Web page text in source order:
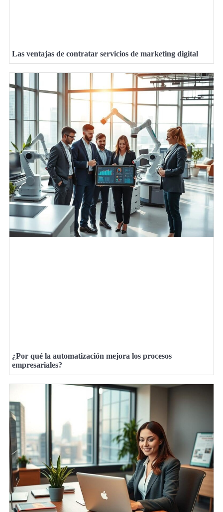
Las ventajas de contratar servicios de marketing digital
¿Por qué la automatización mejora los procesos
empresariales?